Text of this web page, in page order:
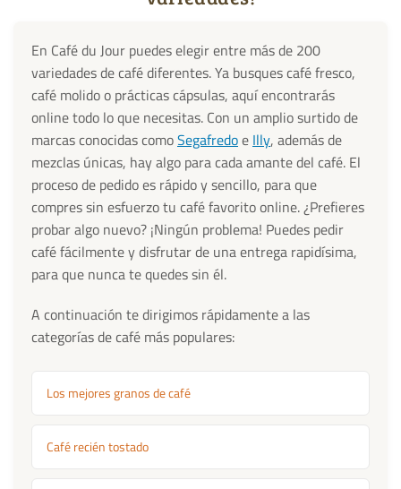
En Café du Jour puedes elegir entre más de 200
variedades de café diferentes. Ya busques café fresco,
café molido o prácticas cápsulas, aquí encontrarás
online todo lo que necesitas. Con un amplio surtido de
marcas conocidas comoSegafredoe Illy, además de
mezclas únicas, hay algo para cada amante del café. El
proceso de pedido es rápido y sencillo, para que
compres sin esfuerzo tu café favorito online. ¿Prefieres
probar algo nuevo? ¡Ningún problema! Puedes pedir
café fácilmente y disfrutar de una entrega rapidísima,
para que nunca te quedes sin él.
A continuación te dirigimos rápidamente a las
categorías de café más populares:
Los mejores granos de café
Café recién tostado